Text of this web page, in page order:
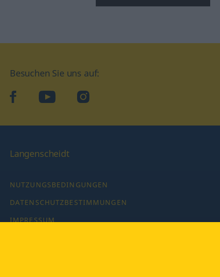
Besuchen Sie uns auf:
facebookYouTube Instagram
Langenscheidt
NUTZUNGSBEDINGUNGEN
DATENSCHUTZBESTIMMUNGEN
IMPRESSUM